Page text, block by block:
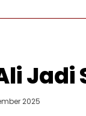
Jadi
2025